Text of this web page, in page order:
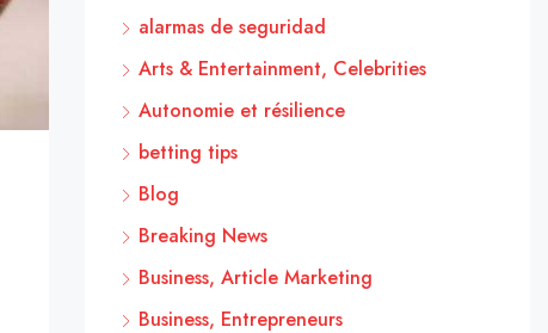
alarmas de seguridad
Arts & Entertainment, Celebrities
Autonomie et résilience
betting tips
Blog
Breaking News
Business, Article Marketing
Business, Entrepreneurs